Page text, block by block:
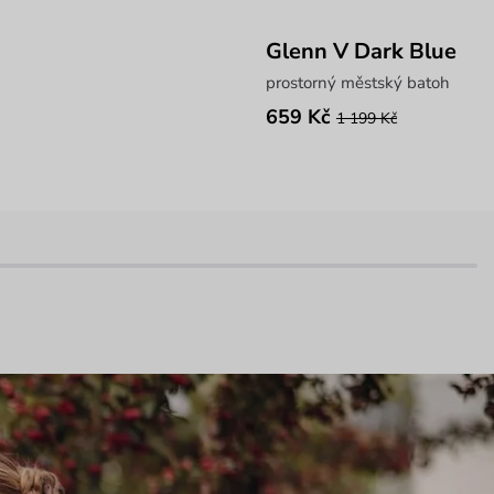
Glenn V Dark Blue
prostorný městský batoh
659 Kč 1 199 Kč